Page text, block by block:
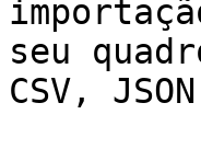
seu
CSV,